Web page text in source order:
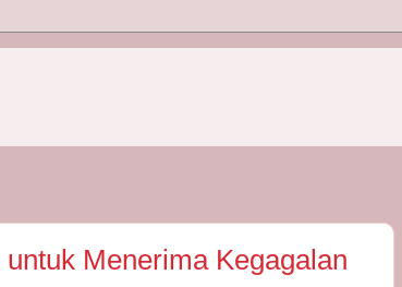
Menerima Kegagalan